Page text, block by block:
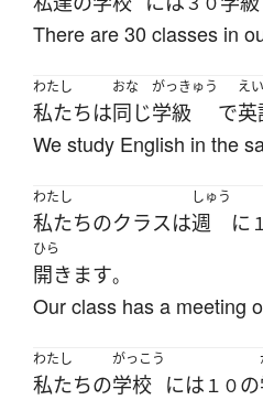
There are 30 classes in
わたし
私たちは
おな
同じ
がっきゅう
学級 で
え
英
We study English in the
わたし
私たちのクラスは
しゅう
週 に
ひら
開きます。
Our class has a meeting
わたし
私たちの
がっこう
学校 には １０の